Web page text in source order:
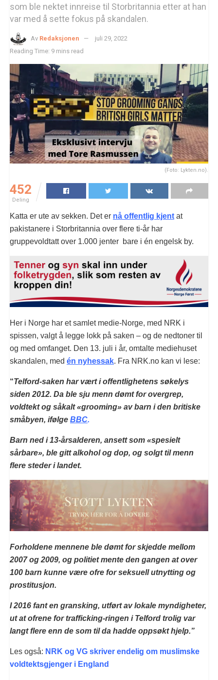
som ble nektet innreise til Storbritannia etter at han
var med å sette fokus på skandalen.
Av Redaksjonen
juli 29, 2022
Reading Time: 9 mins read
(Foto: Lykten.no).
452
Deling
Katta er ute av sekken. Det er nå offentlig kjent at
pakistanere i Storbritannia over flere ti-år har
gruppevoldtatt over 1.000 jenter bare i én engelsk by.
Her i Norge har et samlet medie-Norge, med NRK i
spissen, valgt å legge lokk på saken – og de nedtoner til
og med omfanget. Den 13. juli i år, omtalte mediehuset
skandalen, med én nyhessak. Fra NRK.no kan vi lese:
“Telford-saken har vært i offentlighetens søkelys
siden 2012. Da ble sju menn dømt for overgrep,
voldtekt og såkalt «grooming» av barn i den britiske
småbyen, ifølge BBC.
Barn ned i 13-årsalderen, ansett som «spesielt
sårbare», ble gitt alkohol og dop, og solgt til menn
flere steder i landet.
Forholdene mennene ble dømt for skjedde mellom
2007 og 2009, og politiet mente den gangen at over
100 barn kunne være ofre for seksuell utnytting og
prostitusjon.
I 2016 fant en gransking, utført av lokale myndigheter,
ut at ofrene for trafficking-ringen i Telford trolig var
langt flere enn de som til da hadde oppsøkt hjelp.”
Les også: NRK og VG skriver endelig om muslimske
voldtektsgjenger i England